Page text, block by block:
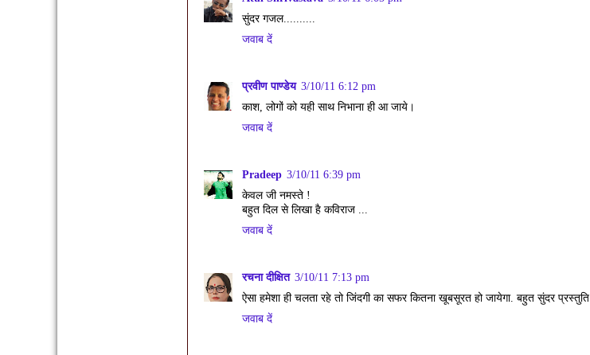
सुंदर गजल..........
जवाब दें
प्रवीण पाण्डेय 3/10/11 6:12 pm
काश, लोगों को यही साथ निभाना ही आ जाये।
जवाब दें
Pradeep 3/10/11 6:39 pm
केवल जी नमस्ते !
बहुत दिल से लिखा है कविराज ...
जवाब दें
रचना दीक्षित 3/10/11 7:13 pm
ऐसा हमेशा ही चलता रहे तो जिंदगी का सफर कितना खूबसूरत हो जायेगा. बहुत सुंदर प्रस्तुति.
जवाब दें